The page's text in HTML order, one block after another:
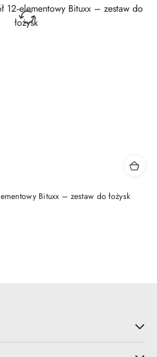
Bituxx – zestaw do łożysk